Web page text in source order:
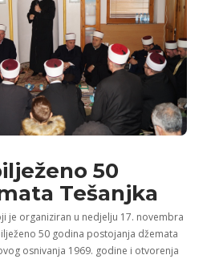
50
Tešanjka
je organiziran u nedjelju 17. novembra
50 godina postojanja džemata
osnivanja 1969. godine i otvorenja